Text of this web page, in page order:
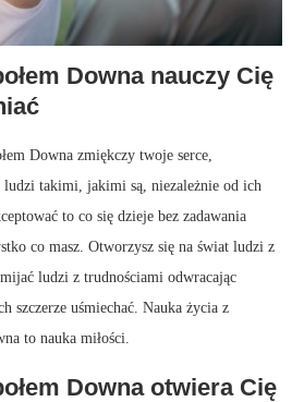
Downa nauczy Cię
Downa zmiękczy twoje serce,
takimi, jakimi są, niezależnie od ich
to co się dzieje bez zadawania
co masz. Otworzysz się na świat ludzi z
ludzi z trudnościami odwracając
szczerze uśmiechać. Nauka życia z
to nauka miłości.
Downa otwiera Cię